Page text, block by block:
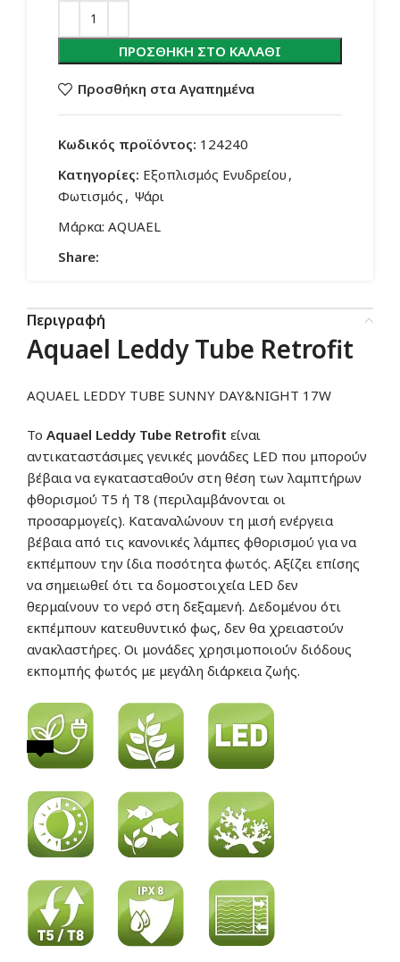
ΠΡΟΣΘΉΚΗ ΣΤΟ ΚΑΛΆΘΙ
Προσθήκη στα Αγαπημένα
Κωδικός προϊόντος: 124240
Κατηγορίες: Εξοπλισμός Ενυδρείου ,
Φωτισμός , Ψάρι
Μάρκα: AQUAEL
Share:
Περιγραφή
Aquael Leddy Tube Retrofit
AQUAEL LEDDY TUBE SUNNY DAY&NIGHT 17W
Το Aquael Leddy Tube Retrofit είναι
αντικαταστάσιμες γενικές μονάδες LED που μπορούν
βέβαια να εγκατασταθούν στη θέση των λαμπτήρων
φθορισμού T5 ή T8 (περιλαμβάνονται οι
προσαρμογείς). Καταναλώνουν τη μισή ενέργεια
βέβαια από τις κανονικές λάμπες φθορισμού για να
εκπέμπουν την ίδια ποσότητα φωτός. Αξίζει επίσης
να σημειωθεί ότι τα δομοστοιχεία LED δεν
θερμαίνουν το νερό στη δεξαμενή. Δεδομένου ότι
εκπέμπουν κατευθυντικό φως, δεν θα χρειαστούν
ανακλαστήρες. Οι μονάδες χρησιμοποιούν διόδους
εκπομπής φωτός με μεγάλη διάρκεια ζωής.